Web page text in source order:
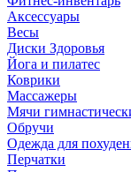
Аксессуары
Весы
Диски Здоровья
Йога и пилатес
Коврики
Массажеры
Мячи
Обручи
Одежда для
Перчатки